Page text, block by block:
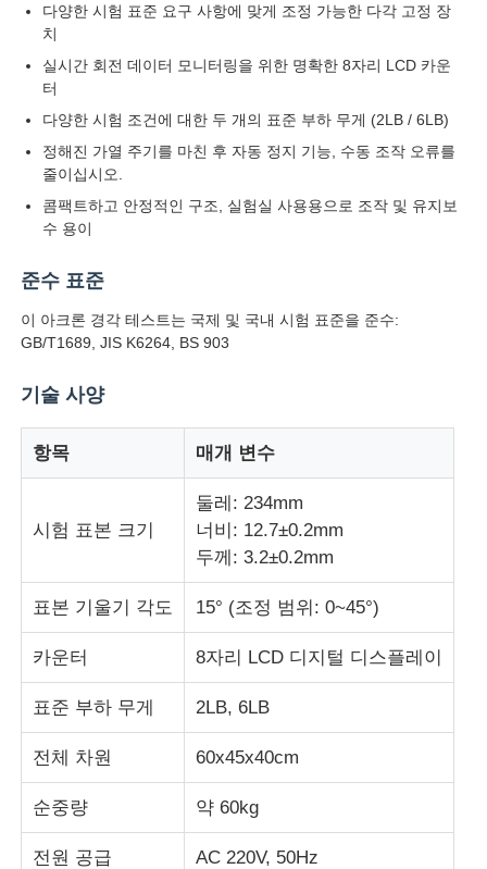
홈
제품 소개
회사 소개
공장 투어
품질 관리
견적 요청
충격 시험기
마모시험기
충돌 시험 장비
다양한 시험 표준 요구 사항에 맞게 조정 가능한 다각 고정 장
치
실시간 회전 데이터 모니터링을 위한 명확한 8자리 LCD 카운
터
다양한 시험 조건에 대한 두 개의 표준 부하 무게 (2LB / 6LB)
정해진 가열 주기를 마친 후 자동 정지 기능, 수동 조작 오류를
줄이십시오.
콤팩트하고 안정적인 구조, 실험실 사용용으로 조작 및 유지보
수 용이
준수 표준
이 아크론 경각 테스트는 국제 및 국내 시험 표준을 준수:
GB/T1689, JIS K6264, BS 903
기술 사양
항목 매개 변수
시험 표본 크기
둘레: 234mm
너비: 12.7±0.2mm
두께: 3.2±0.2mm
표본 기울기 각도 15° (조정 범위: 0~45°)
카운터 8자리 LCD 디지털 디스플레이
표준 부하 무게 2LB, 6LB
전체 차원 60x45x40cm
순중량 약 60kg
전원 공급 AC 220V, 50Hz